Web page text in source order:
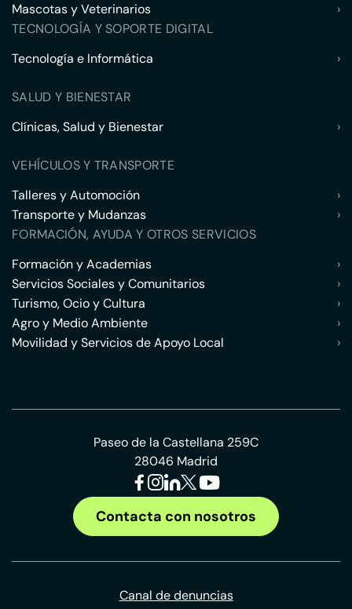
Mascotas y Veterinarios
›
TECNOLOGÍA Y SOPORTE DIGITAL
Tecnología e Informática
›
SALUD Y BIENESTAR
Clínicas, Salud y Bienestar
›
VEHÍCULOS Y TRANSPORTE
Talleres y Automoción
›
Transporte y Mudanzas
›
FORMACIÓN, AYUDA Y OTROS SERVICIOS
Formación y Academias
›
Servicios Sociales y Comunitarios
›
Turismo, Ocio y Cultura
›
Agro y Medio Ambiente
›
Movilidad y Servicios de Apoyo Local
›
Paseo de la Castellana 259C
28046 Madrid
Contacta con nosotros
Canal de denuncias